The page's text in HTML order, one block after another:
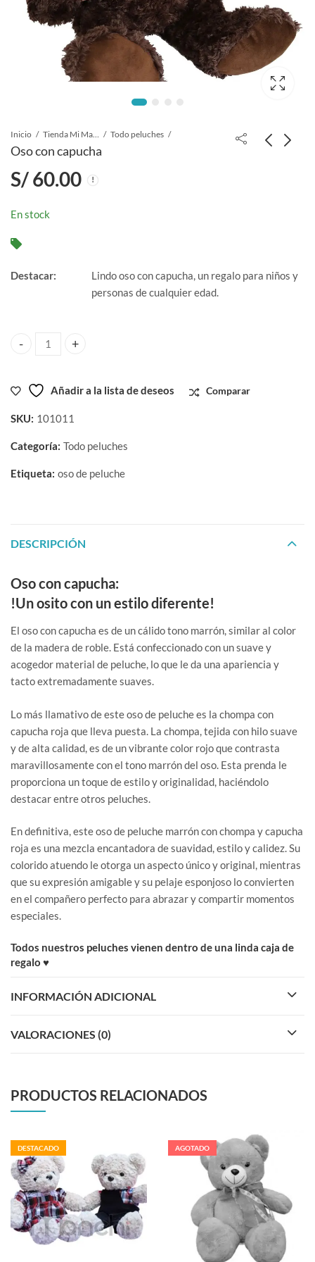
Inicio Todo peluches
Oso con capucha
S/60.00
En stock
Destacar:
Lindo oso con capucha, un regalo para niños y
personas de cualquier edad.
Oso con capucha cantidad
Añadir a la lista de deseos Comparar
SKU: 101011
Categoría: Todo peluches
Etiqueta: oso de peluche
DESCRIPCIÓN
Oso con capucha:
!Un osito con un estilo diferente!
El oso con capucha es de un cálido tono marrón, similar al color
de la madera de roble. Está confeccionado con un suave y
acogedor material de peluche, lo que le da una apariencia y
tacto extremadamente suaves.
Lo más llamativo de este oso de peluche es la chompa con
capucha roja que lleva puesta. La chompa, tejida con hilo suave
y de alta calidad, es de un vibrante color rojo que contrasta
maravillosamente con el tono marrón del oso. Esta prenda le
proporciona un toque de estilo y originalidad, haciéndolo
destacar entre otros peluches.
En definitiva, este oso de peluche marrón con chompa y capucha
roja es una mezcla encantadora de suavidad, estilo y calidez. Su
colorido atuendo le otorga un aspecto único y original, mientras
que su expresión amigable y su pelaje esponjoso lo convierten
en el compañero perfecto para abrazar y compartir momentos
especiales.
Todos nuestros peluches vienen dentro de una linda caja de
regalo ♥
INFORMACIÓN ADICIONAL
VALORACIONES (0)
PRODUCTOS RELACIONADOS
DESTACADO AGOTADO